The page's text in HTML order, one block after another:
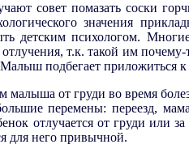
совет помазать соски
значения
детским психологом.
т.к. такой им
Малыш подбегает приложиться
малыша от груди во время
перемены: переезд,
отлучается от груди или
для него привычной.